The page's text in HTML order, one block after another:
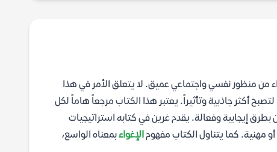
من منظور نفسي واجتماعي عميق. لا يتعلق الأمر في هذا
أكثر جاذبية وتأثيراً. يعتبر هذا الكتاب مرجعاً هاماً لكل
بطرق إيجابية وفعالة. يقدم غرين في كتابه استراتيجيات
مهنية. كما يتناول الكتاب مفهومالإغواءبمعناه الواسع،